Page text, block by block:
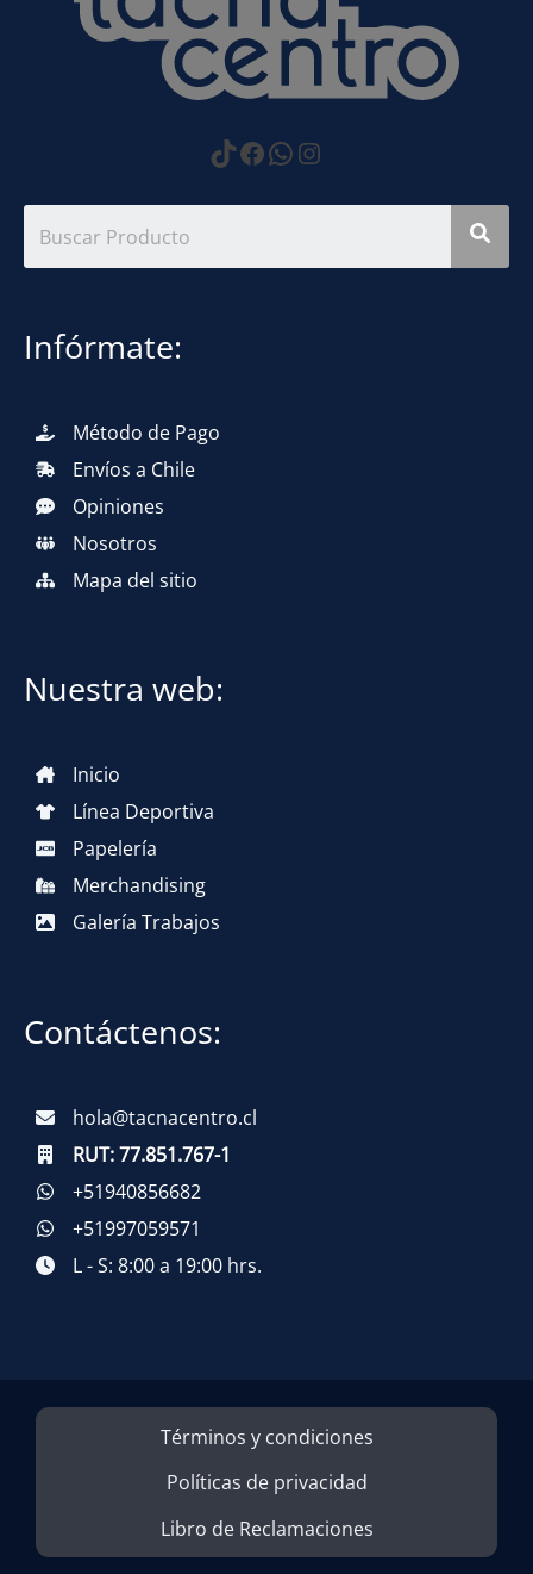
https://
Facebook
WhatsApp
Instagram
Infórmate:
Método de Pago
Envíos a Chile
Opiniones
Nosotros
Mapa del sitio
Nuestra web:
Inicio
Línea Deportiva
Papelería
Merchandising
Galería Trabajos
Contáctenos:
hola@tacnacentro.cl
RUT:77.851.767-1
+51940856682
+51997059571
L - S: 8:00 a 19:00 hrs.
Términos y condiciones
Políticas de privacidad
Libro de Reclamaciones